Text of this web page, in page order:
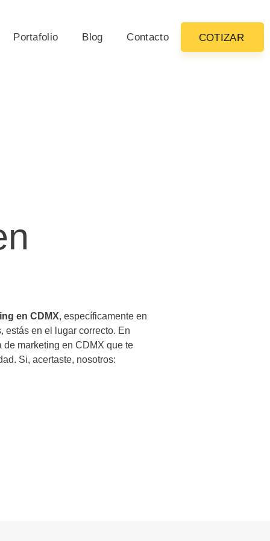
Portafolio Blog Contacto COTIZAR
en CDMX, específicamente en
estás en el lugar correcto. En
marketing en CDMX que te
Si, acertaste, nosotros: